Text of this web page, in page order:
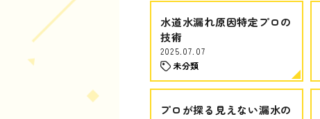
水道水漏れ原因特定プロの
技術
2025.07.07
未分類
プロが探る見えない漏水の